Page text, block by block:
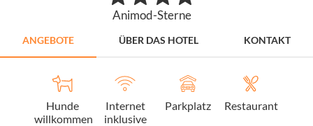
Animod-Sterne
ANGEBOTE ÜBER DAS HOTEL KONTAKT
Hunde
willkommen
Internet
inklusive
Parkplatz Restaurant